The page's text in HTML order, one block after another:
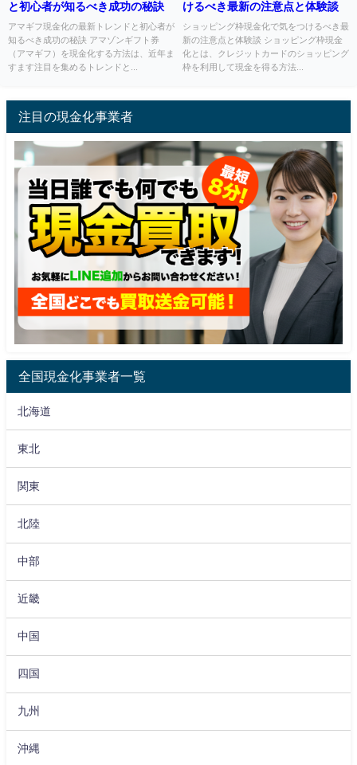
と初心者が知るべき成功の秘訣
アマギフ現金化の最新トレンドと初心者が
知るべき成功の秘訣 アマゾンギフト券
（アマギフ）を現金化する方法は、近年ま
すます注目を集めるトレンドと...
けるべき最新の注意点と体験談
ショッピング枠現金化で気をつけるべき最
新の注意点と体験談 ショッピング枠現金
化とは、クレジットカードのショッピング
枠を利用して現金を得る方法...
注目の現金化事業者
全国現金化事業者一覧
北海道
東北
関東
北陸
中部
近畿
中国
四国
九州
沖縄